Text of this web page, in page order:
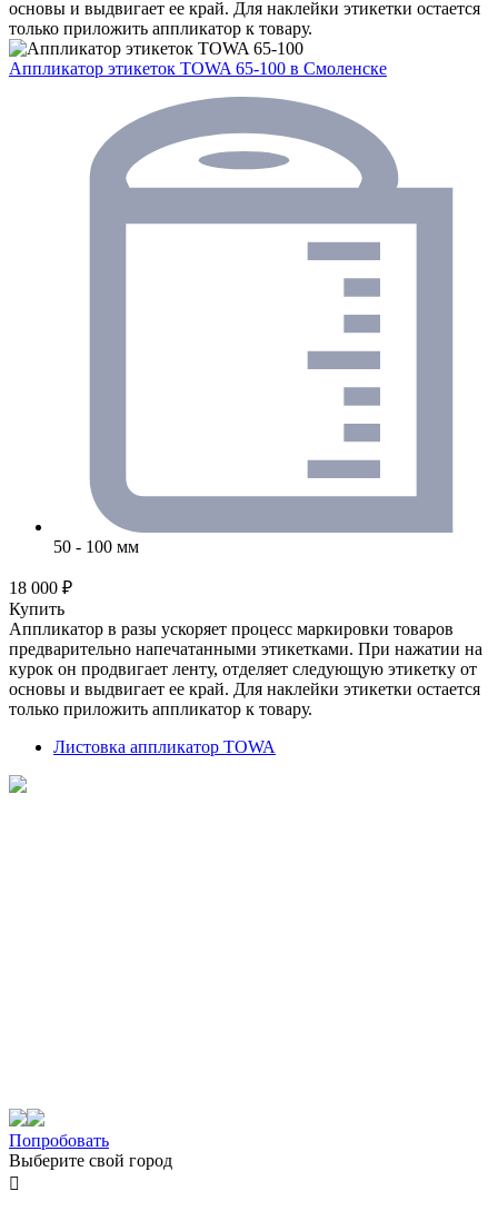
основы и выдвигает ее край. Для наклейки этикетки остается
только приложить аппликатор к товару.
Аппликатор этикеток TOWA 65-100 в Смоленске
50 - 100 мм
18 000 ₽
Купить
Аппликатор в разы ускоряет процесс маркировки товаров
предварительно напечатанными этикетками. При нажатии на
курок он продвигает ленту, отделяет следующую этикетку от
основы и выдвигает ее край. Для наклейки этикетки остается
только приложить аппликатор к товару.
Листовка аппликатор TOWA
Попробовать
Выберите свой город
